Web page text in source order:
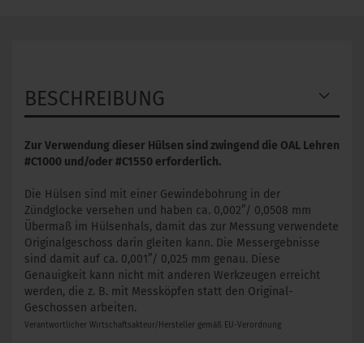
BESCHREIBUNG
Zur Verwendung dieser Hülsen sind zwingend die OAL Lehren
#C1000 und/oder #C1550 erforderlich.
​Die Hülsen sind mit einer Gewindebohrung in der
Zündglocke versehen und haben ca. 0,002”/ 0,0508 mm
Übermaß im Hülsenhals, damit das zur Messung verwendete
Originalgeschoss darin gleiten kann. Die Messergebnisse
sind damit auf ca. 0,001”/ 0,025 mm genau. Diese
Genauigkeit kann nicht mit anderen Werkzeugen erreicht
werden, die z. B. mit Messköpfen statt den Original-
Geschossen arbeiten.
Verantwortlicher Wirtschaftsakteur/Hersteller gemäß EU-Verordnung